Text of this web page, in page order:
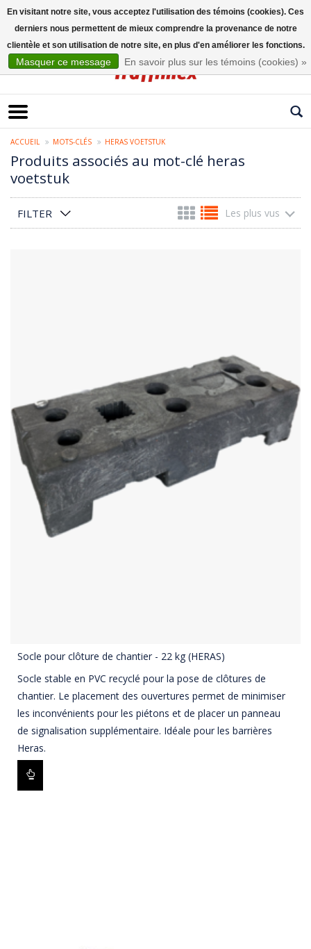
ACCUEIL MOTS-CLÉS HERAS VOETSTUK
Produits associés au mot-clé heras
voetstuk
FILTER Les plus vus
Socle pour clôture de chantier - 22 kg (HERAS)
Socle stable en PVC recyclé pour la pose de clôtures de
chantier. Le placement des ouvertures permet de minimiser
les inconvénients pour les piétons et de placer un panneau
de signalisation supplémentaire. Idéale pour les barrières
Heras.
En visitant notre site, vous acceptez l'utilisation des témoins (cookies). Ces
derniers nous permettent de mieux comprendre la provenance de notre
clientèle et son utilisation de notre site, en plus d'en améliorer les fonctions.
Masquer ce message En savoir plus sur les témoins (cookies) »